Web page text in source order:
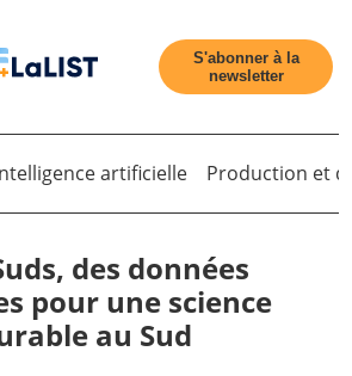
S'abonner à la
newsletter
artificielle Production et
des données
pour une science
au Sud